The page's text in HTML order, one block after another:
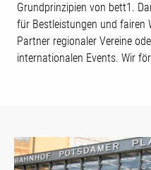
Grundprinzipien von bett1.
für Bestleistungen und fairen
Partner regionaler Vereine
internationalen Events. Wir